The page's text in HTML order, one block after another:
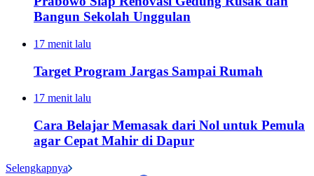
Bangun Sekolah Unggulan
17 menit lalu
Target Program Jargas Sampai Rumah
17 menit lalu
Cara Belajar Memasak dari Nol untuk Pemula
agar Cepat Mahir di Dapur
Selengkapnya